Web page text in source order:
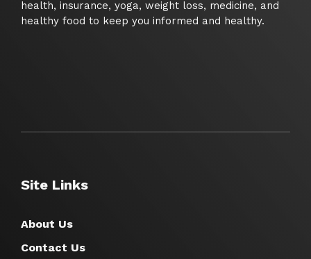
health, insurance, yoga, weight loss, medicine, and
healthy food to keep you informed and healthy.
Site Links
About Us
Contact Us